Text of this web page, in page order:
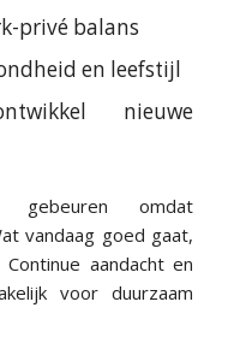
privé balans
en leefstijl
nieuwe
gebeuren omdat
vandaag goed gaat,
aandacht en
voor duurzaam